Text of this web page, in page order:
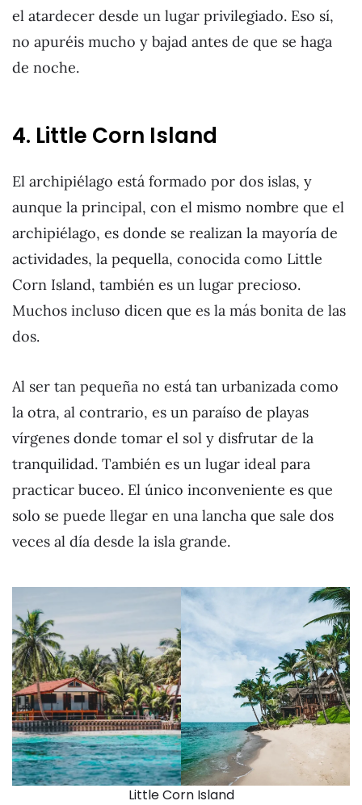
el atardecer desde un lugar privilegiado. Eso sí,
no apuréis mucho y bajad antes de que se haga
de noche.
4. Little Corn Island
El archipiélago está formado por dos islas, y
aunque la principal, con el mismo nombre que el
archipiélago, es donde se realizan la mayoría de
actividades, la pequella, conocida como Little
Corn Island, también es un lugar precioso.
Muchos incluso dicen que es la más bonita de las
dos.
Al ser tan pequeña no está tan urbanizada como
la otra, al contrario, es un paraíso de playas
vírgenes donde tomar el sol y disfrutar de la
tranquilidad. También es un lugar ideal para
practicar buceo. El único inconveniente es que
solo se puede llegar en una lancha que sale dos
veces al día desde la isla grande.
Little Corn Island